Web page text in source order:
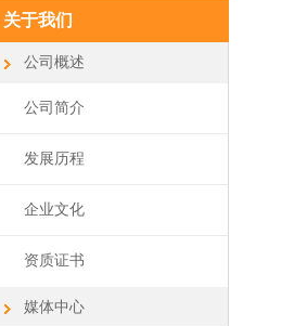
关于我们
公司概述
公司简介
发展历程
企业文化
资质证书
媒体中心